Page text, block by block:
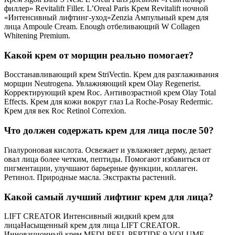
филлер» Revitalift Filler. L’Oreal Paris Крем Revitalift ночной
«Интенсивный лифтинг-уход»Zenzia Ампульный крем для
лица Ampoule Cream. Enough отбеливающий W Collagen
Whitening Premium.
Какой крем от морщин реально помогает?
Восстанавливающий крем StriVectin. Крем для разглаживания
морщин Neutrogena. Увлажняющий крем Olay Regenerist.
Корректирующий крем Roc. Антивозрастной крем Olay Total
Effects. Крем для кожи вокруг глаз La Roche-Posay Redermic.
Крем для век Roc Retinol Correxion.
Что должен содержать крем для лица после 50?
Гиалуроновая кислота. Освежает и увлажняет дерму, делает
овал лица более четким, пептиды. Помогают избавиться от
пигментации, улучшают барьерные функции, коллаген.
Ретинол. Природные масла. Экстракты растений.
Какой самый лучший лифтинг крем для лица?
LIFT CREATOR Интенсивный жидкий крем для
лицаНасыщенный крем для лица LIFT CREATOR.